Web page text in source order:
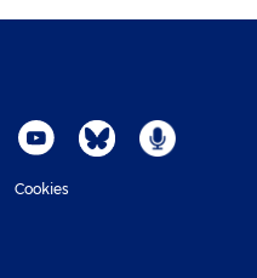
Cookies